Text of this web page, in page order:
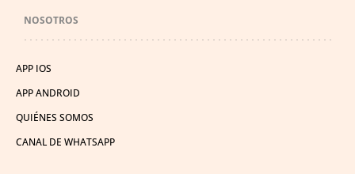
NOSOTROS
APP IOS
APP ANDROID
QUIÉNES SOMOS
CANAL DE WHATSAPP